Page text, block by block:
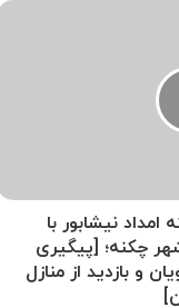
نیشابور با
چکنه؛ [پیگیری
و بازدید از منازل